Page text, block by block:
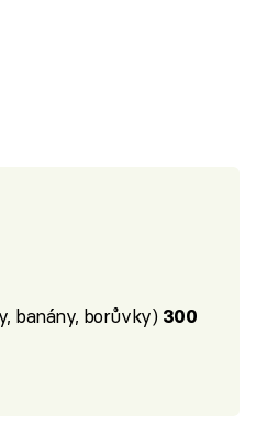
banány, borůvky) 300